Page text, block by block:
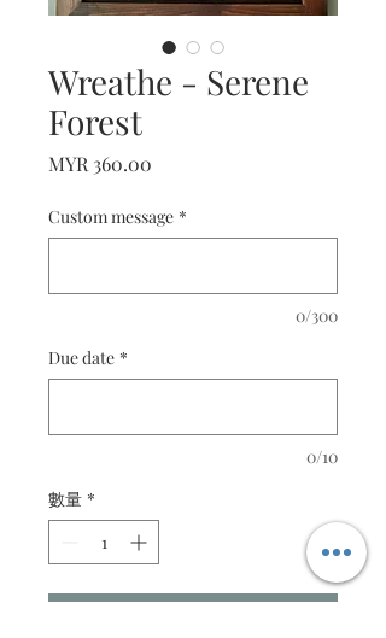
Wreathe - Serene
Forest
MYR 360.00
Custom message *
0/300
Due date *
0/10
數量 *